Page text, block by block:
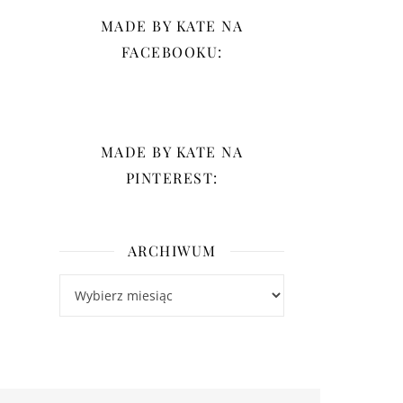
MADE BY KATE NA
FACEBOOKU:
MADE BY KATE NA
PINTEREST:
ARCHIWUM